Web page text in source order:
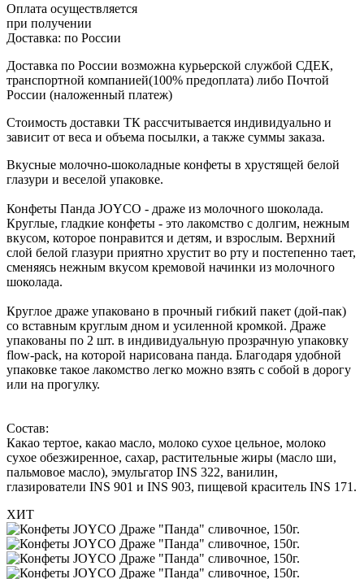
Оплата осуществляется
при получении
Доставка: по России
Доставка по России возможна курьерской службой СДЕК,
транспортной компанией(100% предоплата) либо Почтой
России (наложенный платеж)
Стоимость доставки ТК рассчитывается индивидуально и
зависит от веса и объема посылки, а также суммы заказа.
Вкусные молочно-шоколадные конфеты в хрустящей белой
глазури и веселой упаковке.
Конфеты Панда JOYCO - драже из молочного шоколада.
Круглые, гладкие конфеты - это лакомство с долгим, нежным
вкусом, которое понравится и детям, и взрослым. Верхний
слой белой глазури приятно хрустит во рту и постепенно тает,
сменяясь нежным вкусом кремовой начинки из молочного
шоколада.
Круглое драже упаковано в прочный гибкий пакет (дой-пак)
со вставным круглым дном и усиленной кромкой. Драже
упакованы по 2 шт. в индивидуальную прозрачную упаковку
flow-pack, на которой нарисована панда. Благодаря удобной
упаковке такое лакомство легко можно взять с собой в дорогу
или на прогулку.
Состав:
Какао тертое, какао масло, молоко сухое цельное, молоко
сухое обезжиренное, сахар, растительные жиры (масло ши,
пальмовое масло), эмульгатор INS 322, ванилин,
глазирователи INS 901 и INS 903, пищевой краситель INS 171.
ХИТ